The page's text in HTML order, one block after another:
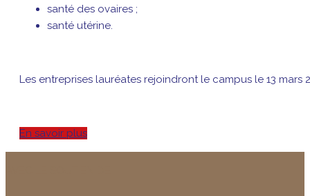
santé des ovaires ;
santé utérine.
Les entreprises lauréates rejoindront le campus le 13 mars
En savoir plus